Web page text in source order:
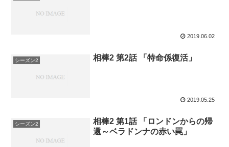
2019.06.02
シーズン2 相棒2 第2話 「特命係復活」
2019.05.25
シーズン2
相棒2 第1話 「ロンドンからの帰
還～ベラドンナの赤い罠」